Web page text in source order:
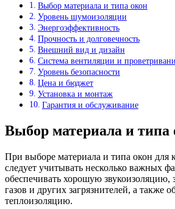
Выбор материала и типа окон
Уровень шумоизоляции
Энергоэффективность
Прочность и долговечность
Внешний вид и дизайн
Система вентиляции и
Уровень безопасности
Цена и бюджет
Установка и монтаж
Гарантия и обслуживание
Выбор материала и типа
При выборе материала и типа окон для
следует учитывать несколько важных
обеспечивать хорошую
газов и других загрязнителей, а также
теплоизоляцию.